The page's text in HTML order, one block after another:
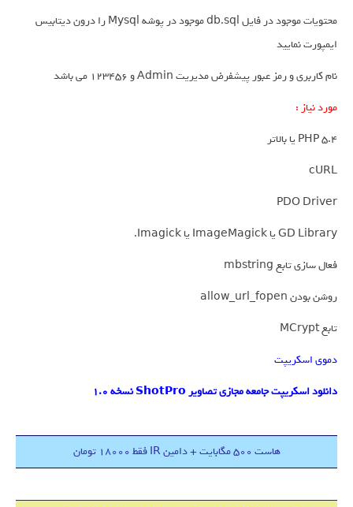
محتویات موجود در فایل db.sql موجود در پوشه Mysql را درون دیتابیس
ایمپورت نمایید
نام کاربری و رمز عبور پیشفرض مدیریت Admin و 123456 می باشد
مورد نیاز :
PHP 5.4 یا بالاتر
cURL
PDO Driver
GD Library یا ImageMagick یا Imagick.
فعال سازی تابع mbstring
روشن بودن allow_url_fopen
تابع MCrypt
دموی اسکریپت
دانلود اسکریپت جامعه مجازی تصاویر ShotPro نسخه ۱.۰
هاست 500 مگابایت + دامین IR فقط 18000 تومان